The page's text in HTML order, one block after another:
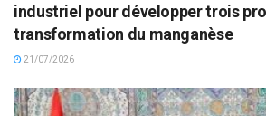
industriel pour développer trois
transformation du manganèse
21/07/2026